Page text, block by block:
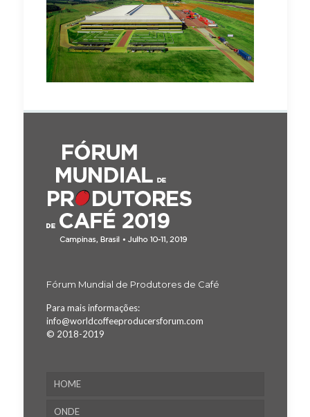
Fórum Mundial de Produtores de Café
Para mais informações:
info@worldcoffeeproducersforum.com
© 2018-2019
HOME
ONDE